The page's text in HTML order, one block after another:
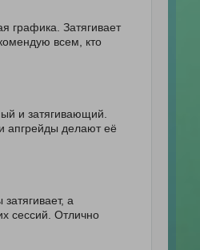
графика. Затягивает
всем, кто
и затягивающий.
апгрейды делают её
а
сессий. Отлично